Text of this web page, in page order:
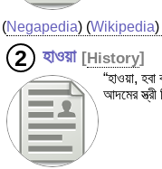
(Negapedia) (Wikipedia)
হাওয়া [History]
“হাওয়া, হবা
আদমের